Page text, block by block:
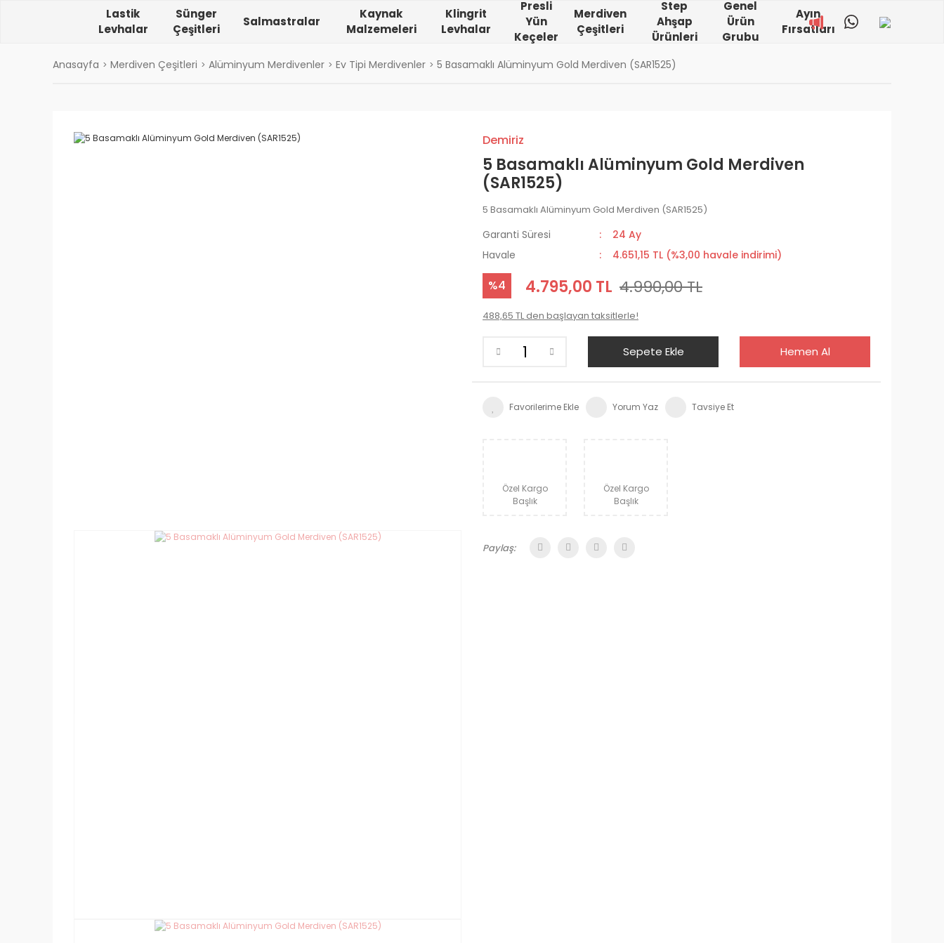
Lastik
Levhalar
Sünger
Çeşitleri
Salmastralar
Kaynak
Malzemeleri
Klingrit
Levhalar
Presli
Yün
Keçeler
Merdiven
Çeşitleri
Step
Ahşap
Ürünleri
Genel
Ürün
Grubu
Ayın
Fırsatları
Anasayfa Merdiven Çeşitleri Alüminyum Merdivenler Ev Tipi Merdivenler 5 Basamaklı Alüminyum Gold Merdiven (SAR1525)
Demiriz
5 Basamaklı Alüminyum Gold Merdiven
(SAR1525)
5 Basamaklı Alüminyum Gold Merdiven (SAR1525)
Garanti Süresi
24 Ay
Havale
4.651,15 TL (%3,00 havale indirimi)
%4 4.795,00 TL 4.990,00 TL
488,65 TL den başlayan taksitlerle!
Sepete Ekle Hemen Al
Yorum Yaz Tavsiye Et
Özel Kargo
Başlık
Özel Kargo
Başlık
Paylaş: